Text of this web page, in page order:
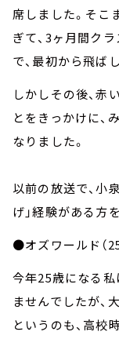
席しました。そこ
ぎて、3ヶ月間ク
で、最初から飛ば
しかしその後、赤
とをきっかけに、
なりました。
以前の放送で、小
げ」経験がある方
●オズワールド（
今年25歳になる私
ませんでしたが、
というのも、高校